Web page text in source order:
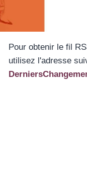
Pour obtenir le fil
utilisez l'adresse